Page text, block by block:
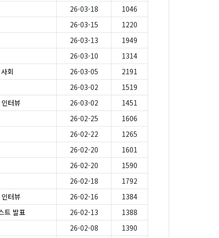
26-03-18
1046
26-03-15
1220
26-03-13
1949
26-03-10
1314
회
26-03-05
2191
26-03-02
1519
터뷰
26-03-02
1451
26-02-25
1606
26-02-22
1265
26-02-20
1601
26-02-20
1590
26-02-18
1792
터뷰
26-02-16
1384
트 발표
26-02-13
1388
26-02-08
1390